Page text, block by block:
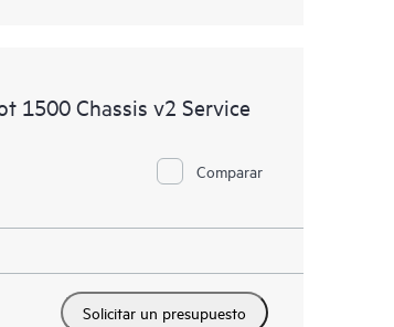
1500 Chassis v2 Service
Comparar
Solicitar un presupuesto